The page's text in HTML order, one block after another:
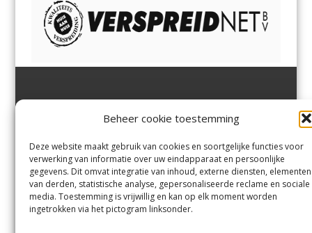
Beheer cookie toestemming
Deze website maakt gebruik van cookies en soortgelijke functies voor
verwerking van informatie over uw eindapparaat en persoonlijke
gegevens. Dit omvat integratie van inhoud, externe diensten, elementen
van derden, statistische analyse, gepersonaliseerde reclame en sociale
media. Toestemming is vrijwillig en kan op elk moment worden
ingetrokken via het pictogram linksonder.
Margadantstraat 34
0255-533900
info@jutter.nlofinfo@hofgee
st.nl
Velserbroek,Velsen-Zuid,
Zuid,Driehuisen
Spaarnwoude.
Contact
Andere uitgaven